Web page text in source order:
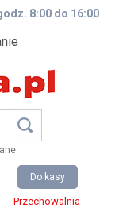
8:00 do 16:00
Do kasy
Przechowalnia